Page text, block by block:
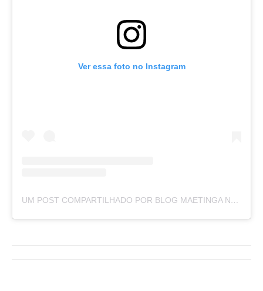
Ver essa foto no Instagram
UM POST COMPARTILHADO POR BLOG MAETINGA NOTÍCIAS (@BLOGMAETINGANOTICIAS)